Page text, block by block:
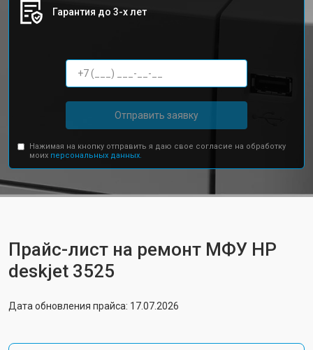
Гарантия до 3-х лет
Отправить заявку
Нажимая на кнопку отправить я даю свое согласие на обработку
моих персональных данных.
Прайс-лист на ремонт МФУ HP
deskjet 3525
Дата обновления прайса: 17.07.2026